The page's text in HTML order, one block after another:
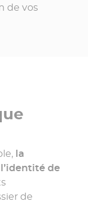
de vos
la
de
de